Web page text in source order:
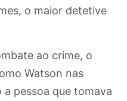
o maior detetive
ao crime, o
Watson nas
pessoa que tomava